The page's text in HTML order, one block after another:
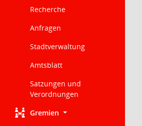
Recherche
Anfragen
Stadtverwaltung
Amtsblatt
Satzungen und
Verordnungen
Gremien